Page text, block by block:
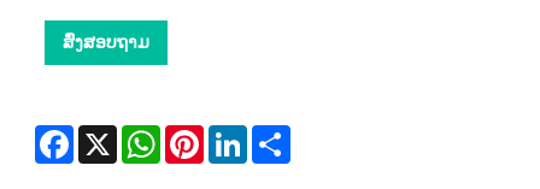
ສົ່ງສອບຖາມ
Facebook
X WhatsAppPinterestLinkedIn